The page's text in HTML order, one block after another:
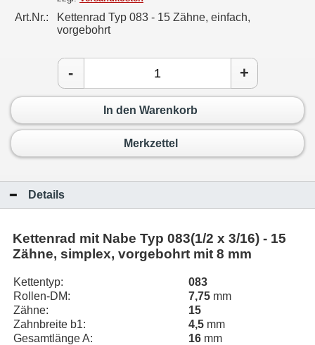
Art.Nr.:
Kettenrad Typ 083 - 15 Zähne, einfach,
vorgebohrt
- +
In den Warenkorb
Merkzettel
Details
Kettenrad mit Nabe Typ 083(1/2 x 3/16) - 15
Zähne, simplex, vorgebohrt mit 8 mm
Kettentyp:
083
Rollen-DM:
7,75 mm
Zähne:
15
Zahnbreite b1:
4,5 mm
Gesamtlänge A:
16 mm